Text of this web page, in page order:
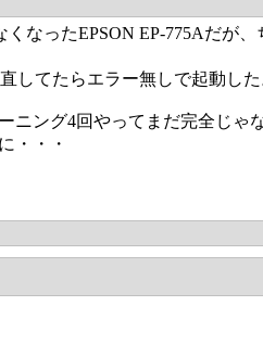
なったEPSON EP-775Aだが
してたらエラー無しで起動した
ング4回やってまだ完全じゃ
・・・